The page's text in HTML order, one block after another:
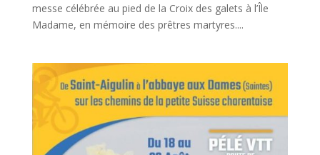
messe célébrée au pied de la Croix des galets à l’Île
Madame, en mémoire des prêtres martyres....